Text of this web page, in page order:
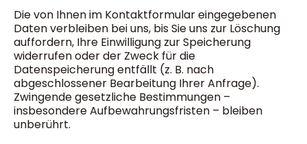
Die von Ihnen im Kontaktformular eingegebenen
Daten verbleiben bei uns, bis Sie uns zur Löschung
auffordern, Ihre Einwilligung zur Speicherung
widerrufen oder der Zweck für die
Datenspeicherung entfällt (z. B. nach
abgeschlossener Bearbeitung Ihrer Anfrage).
Zwingende gesetzliche Bestimmungen –
insbesondere Aufbewahrungsfristen – bleiben
unberührt.